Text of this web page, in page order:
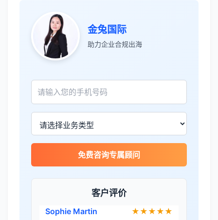
金兔国际
助力企业合规出海
免费咨询专属顾问
客户评价
张先生
服务专业高效，一周就完成了泰国公司注
James Wilson
金兔国际帮我们完成了泰国建厂的所有法
律手续，非常专业。
★★★★☆
泰国公司注册比预想的复杂，多亏有专业
Sophie Martin ★★★★★